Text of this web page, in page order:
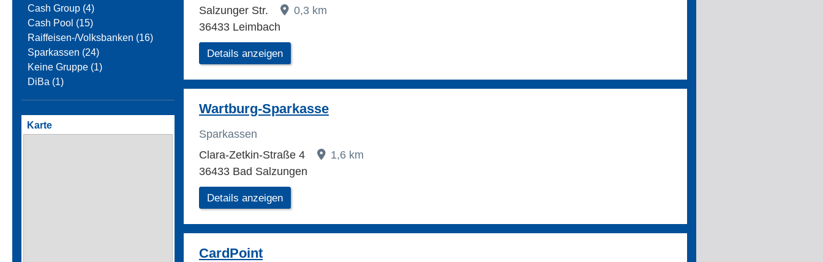
Cash Group (4)
Cash Pool (15)
Raiffeisen-/Volksbanken (16)
Sparkassen (24)
Keine Gruppe (1)
DiBa (1)
Salzunger Str.
0,3 km
36433 Leimbach
Details anzeigen
Wartburg-Sparkasse
Sparkassen
Clara-Zetkin-Straße 4
1,6 km
36433 Bad Salzungen
Details anzeigen
CardPoint
Karte